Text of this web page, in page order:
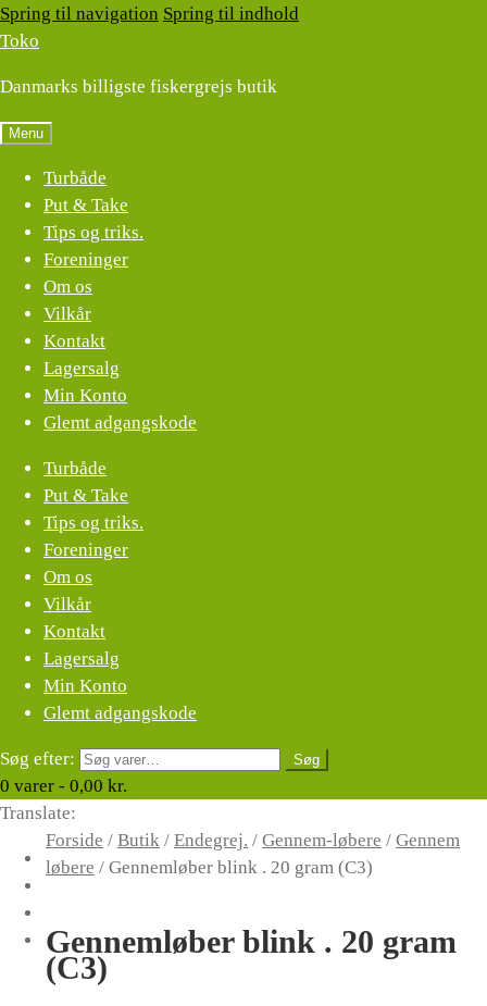
Spring til navigation Spring til indhold
Toko
Danmarks billigste fiskergrejs butik
Menu
Turbåde
Put & Take
Tips og triks.
Foreninger
Om os
Vilkår
Kontakt
Lagersalg
Min Konto
Glemt adgangskode
Turbåde
Put & Take
Tips og triks.
Foreninger
Om os
Vilkår
Kontakt
Lagersalg
Min Konto
Glemt adgangskode
Søg efter: Søg
0 varer - 0,00 kr.
Translate:
Forside / Butik / Endegrej. / Gennem-løbere / Gennem
løbere / Gennemløber blink . 20 gram (C3)
Gennemløber blink . 20 gram
(C3)